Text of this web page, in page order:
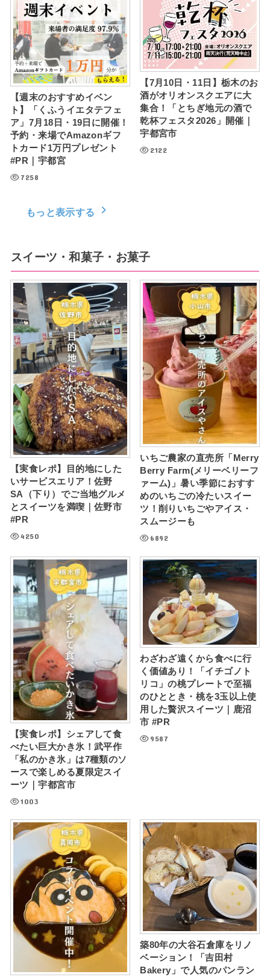
【週末のおすすめイベン
ト】「くふうイエタテフェ
ア」7月18日・19日に開催！
予約・来場でAmazonギフ
トカード1万円プレゼント
#PR｜宇都宮
7258
【7月10日・11日】栃木のお
酒がオリオンスクエアに大
集合！「とちぎ地元の酒で
乾杯フェスタ2026」開催｜
宇都宮市
2122
もっと表示する
スイーツ・和菓子・お菓子
【実食レポ】目的地にした
いサービスエリア！佐野
SA（下り）でご当地グルメ
とスイーツを満喫｜佐野市
#PR
4250
いちご農家の直売所「Merry
Berry Farm(メリーベリーフ
ァーム)」暑い季節におすす
めのいちごの冷たいスイー
ツ！削りいちごやアイス・
スムージーも
6892
【実食レポ】シェアして食
べたい巨大かき氷！武平作
「私のかき氷」は7種類のソ
ースで楽しめる夏限定スイ
ーツ｜宇都宮市
1003
わざわざ遠くから食べに行
く価値あり！「イチゴノト
リコ」の桃プレートで至福
のひととき・桃を3玉以上使
用した贅沢スイーツ｜鹿沼
市 #PR
9587
築80年の大谷石倉庫をリノ
ベーション！「吉田村
Bakery」で人気のパンラン